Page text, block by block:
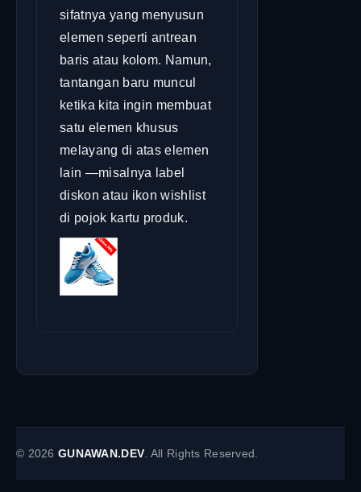
sifatnya yang menyusun
elemen seperti antrean
baris atau kolom. Namun,
tantangan baru muncul
ketika kita ingin membuat
satu elemen khusus
melayang di atas elemen
lain —misalnya label
diskon atau ikon wishlist
di pojok kartu produk.
© 2026 GUNAWAN.DEV . All Rights Reserved.